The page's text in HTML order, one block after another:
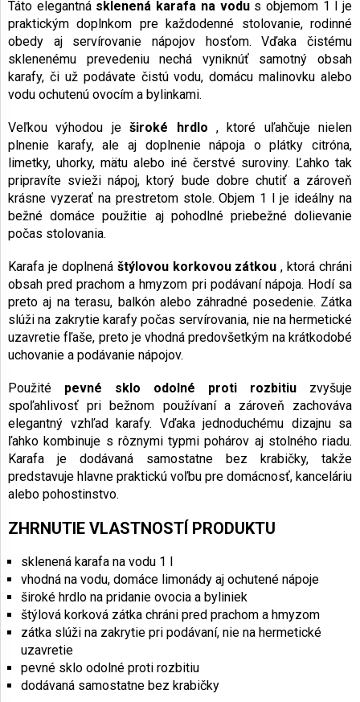
Táto elegantná sklenená karafa na vodus objemom 1 l je
praktickým doplnkom pre každodenné stolovanie, rodinné
obedy aj servírovanie nápojov hosťom. Vďaka čistému
sklenenému prevedeniu nechá vyniknúť samotný obsah
karafy, či už podávate čistú vodu, domácu malinovku alebo
vodu ochutenú ovocím a bylinkami.
Veľkou výhodou ješiroké hrdlo , ktoré uľahčuje nielen
plnenie karafy, ale aj doplnenie nápoja o plátky citróna,
limetky, uhorky, mätu alebo iné čerstvé suroviny. Ľahko tak
pripravíte svieži nápoj, ktorý bude dobre chutiť a zároveň
krásne vyzerať na prestretom stole. Objem 1 l je ideálny na
bežné domáce použitie aj pohodlné priebežné dolievanie
počas stolovania.
Karafa je doplnená štýlovou korkovou zátkou , ktorá chráni
obsah pred prachom a hmyzom pri podávaní nápoja. Hodí sa
preto aj na terasu, balkón alebo záhradné posedenie. Zátka
slúži na zakrytie karafy počas servírovania, nie na hermetické
uzavretie fľaše, preto je vhodná predovšetkým na krátkodobé
uchovanie a podávanie nápojov.
Použité pevné sklo odolné proti rozbitiu zvyšuje
spoľahlivosť pri bežnom používaní a zároveň zachováva
elegantný vzhľad karafy. Vďaka jednoduchému dizajnu sa
ľahko kombinuje s rôznymi typmi pohárov aj stolného riadu.
Karafa je dodávaná samostatne bez krabičky, takže
predstavuje hlavne praktickú voľbu pre domácnosť, kanceláriu
alebo pohostinstvo.
ZHRNUTIE VLASTNOSTÍ PRODUKTU
sklenená karafa na vodu 1 l
vhodná na vodu, domáce limonády aj ochutené nápoje
široké hrdlo na pridanie ovocia a byliniek
štýlová korková zátka chráni pred prachom a hmyzom
zátka slúži na zakrytie pri podávaní, nie na hermetické
uzavretie
pevné sklo odolné proti rozbitiu
dodávaná samostatne bez krabičky